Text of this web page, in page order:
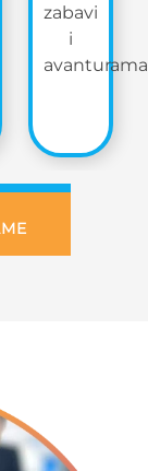
zabavi
i
avanturama